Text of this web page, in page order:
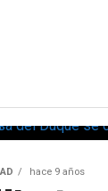
hace 9 años